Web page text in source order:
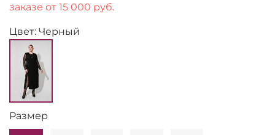
заказе от 15 000 руб.
Цвет: Черный
Размер